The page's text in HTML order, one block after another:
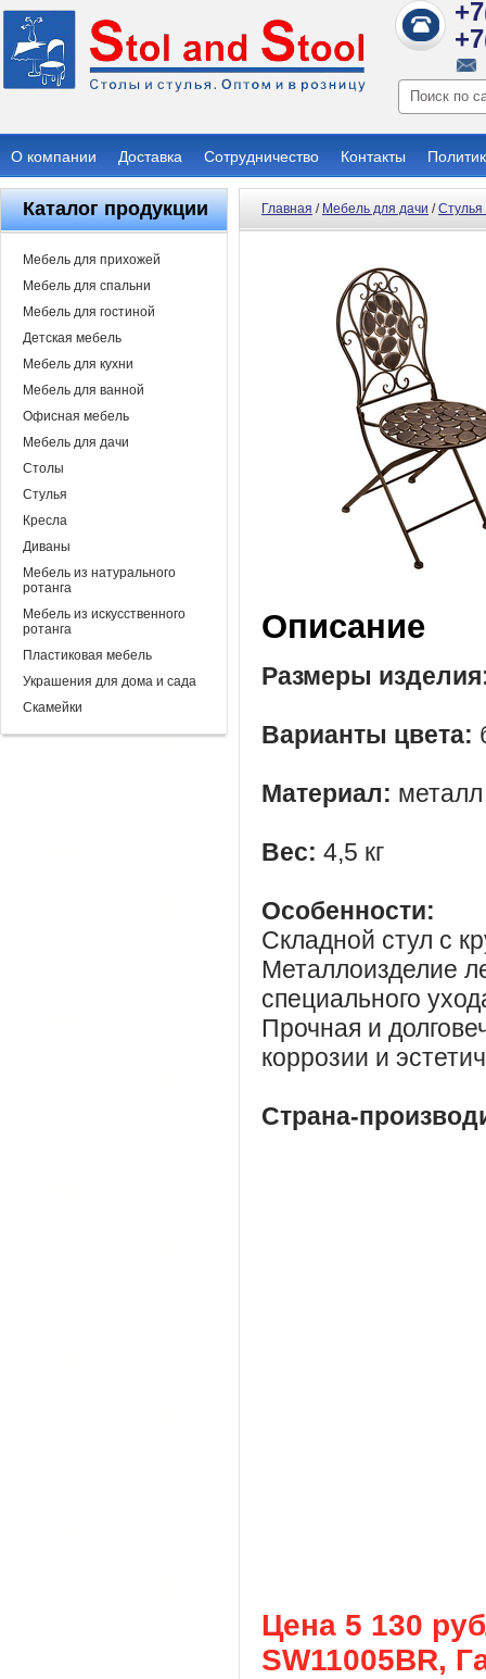
О компании Доставка Сотрудничество Контакты
Каталог продукции
Мебель для прихожей
Мебель для спальни
Мебель для гостиной
Детская мебель
Мебель для кухни
Мебель для ванной
Офисная мебель
Мебель для дачи
Столы
Стулья
Кресла
Диваны
Мебель из натурального
ротанга
Мебель из искусственного
ротанга
Пластиковая мебель
Украшения для дома и сада
Скамейки
Главная / Мебель для дачи /Стулья
Описание
Размеры
Варианты цвета:
Материал: металл
Вес: 4,5 кг
Особенности:
Складной стул с
Металлоизделие
специального
Прочная и
коррозии и
Страна-
Цена 5 130
SW11005BR,